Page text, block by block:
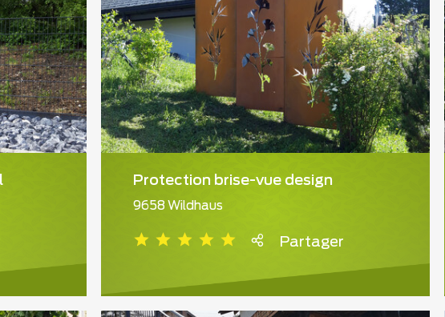
Protection brise-vue design
9658 Wildhaus
Partager